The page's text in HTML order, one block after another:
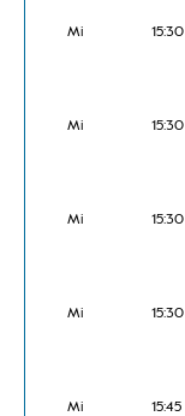
Mi 15:30
Mi 15:30
Mi 15:30
Mi 15:30
Mi 15:45